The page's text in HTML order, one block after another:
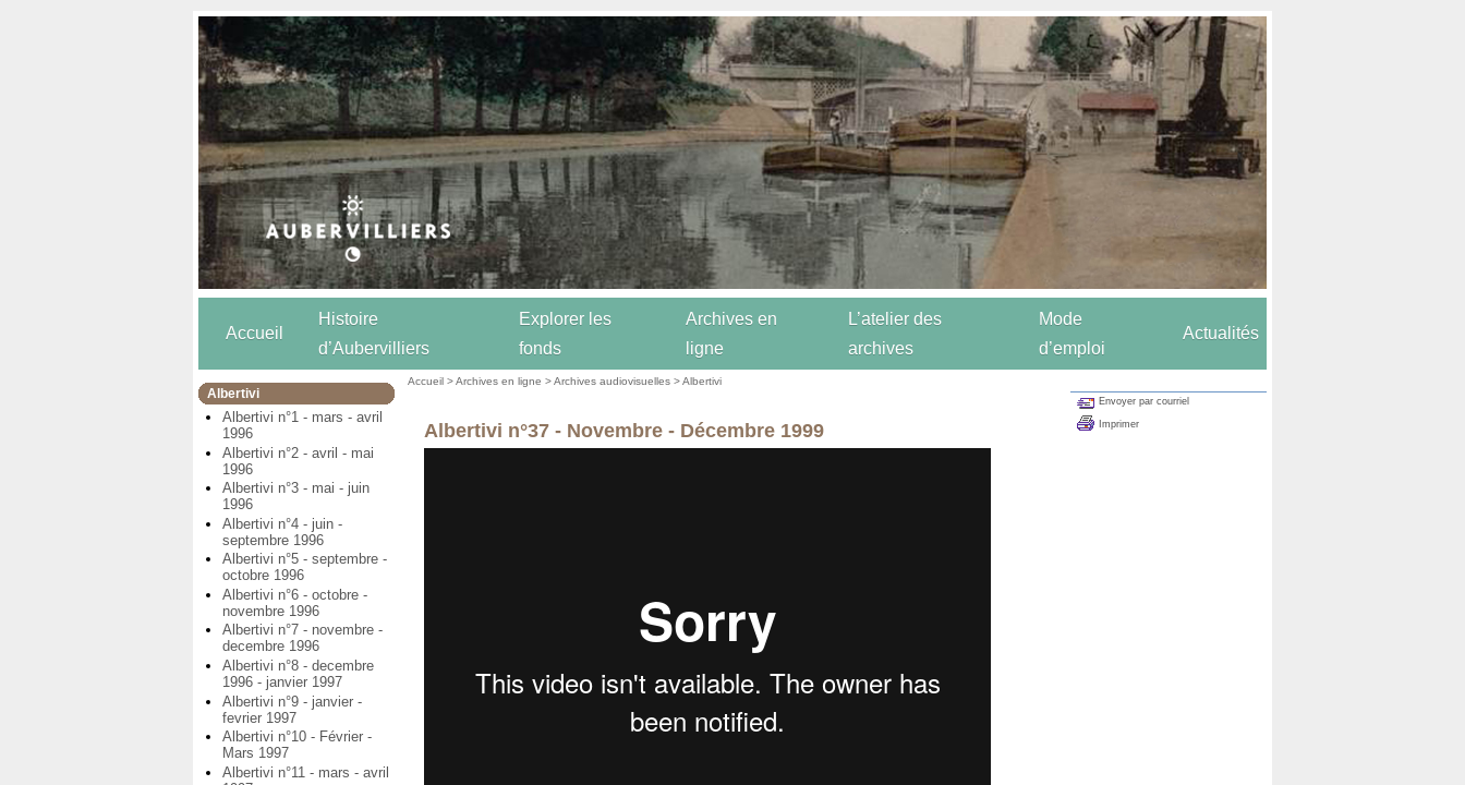
Accueil
Histoire
d’Aubervilliers
Explorer les
fonds
Archives en
ligne
L’atelier des
archives
Mode
d’emploi
Actualités
Albertivi
Albertivi n°1 - mars - avril
1996
Albertivi n°2 - avril - mai
1996
Albertivi n°3 - mai - juin
1996
Albertivi n°4 - juin -
septembre 1996
Albertivi n°5 - septembre -
octobre 1996
Albertivi n°6 - octobre -
novembre 1996
Albertivi n°7 - novembre -
decembre 1996
Albertivi n°8 - decembre
1996 - janvier 1997
Albertivi n°9 - janvier -
fevrier 1997
Albertivi n°10 - Février -
Mars 1997
Albertivi n°11 - mars - avril
Accueil >Archives en ligne >Archives audiovisuelles >Albertivi
Albertivi n°37 - Novembre - Décembre 1999
Envoyer par courriel
Imprimer